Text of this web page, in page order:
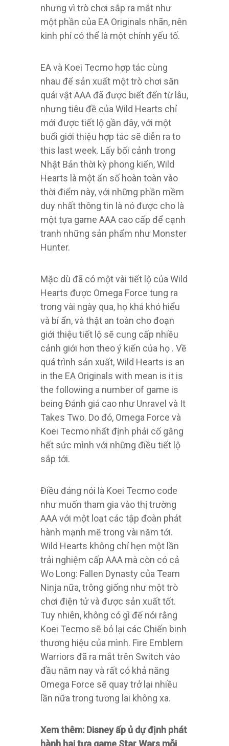
nhưng vì trò chơi sắp ra mắt như
một phần của EA Originals nhãn, nên
kinh phí có thể là một chính yếu tố.
EA và Koei Tecmo hợp tác cùng
nhau để sản xuất một trò chơi săn
quái vật AAA đã được biết đến từ lâu,
nhưng tiêu đề của Wild Hearts chỉ
mới được tiết lộ gần đây, với một
buổi giới thiệu hợp tác sẽ diễn ra to
this last week. Lấy bối cảnh trong
Nhật Bản thời kỳ phong kiến, Wild
Hearts là một ẩn số hoàn toàn vào
thời điểm này, với những phần mềm
duy nhất thông tin là nó được cho là
một tựa game AAA cao cấp để cạnh
tranh những sản phẩm như Monster
Hunter.
Mặc dù đã có một vài tiết lộ của Wild
Hearts được Omega Force tung ra
trong vài ngày qua, họ khá khó hiểu
và bí ẩn, và thật an toàn cho đoạn
giới thiệu tiết lộ sẽ cung cấp nhiều
cảnh giới hơn theo ý kiến ​​của họ . Về
quá trình sản xuất, Wild Hearts is an
in the EA Originals with mean is it is
the following a number of game is
being Đánh giá cao như Unravel và It
Takes Two. Do đó, Omega Force và
Koei Tecmo nhất định phải cố gắng
hết sức mình với những điều tiết lộ
sắp tới.
Điều đáng nói là Koei Tecmo code
như muốn tham gia vào thị trường
AAA với một loạt các tập đoàn phát
hành mạnh mẽ trong vài năm tới.
Wild Hearts không chỉ hẹn một lần
trải nghiệm cấp AAA mà còn có cả
Wo Long: Fallen Dynasty của Team
Ninja nữa, trông giống như một trò
chơi điện tử và được sản xuất tốt.
Tuy nhiên, không có gì để nói rằng
Koei Tecmo sẽ bỏ lại các Chiến binh
thương hiệu của mình. Fire Emblem
Warriors đã ra mắt trên Switch vào
đầu năm nay và rất có khả năng
Omega Force sẽ quay trở lại nhiều
lần nữa trong tương lai không xa.
Xem thêm: Disney ấp ủ dự định phát
hành hai tựa game Star Wars mỗi